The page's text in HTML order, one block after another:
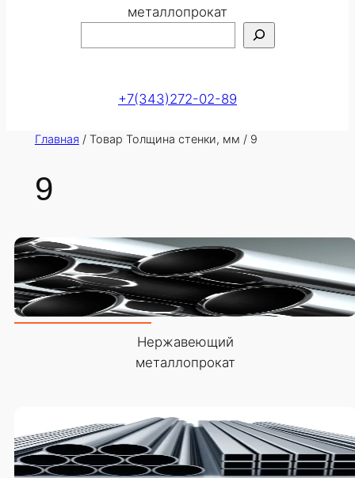
металлопрокат
+7(343)272-02-89
Главная / Товар Толщина стенки, мм / 9
9
Нержавеющий
металлопрокат